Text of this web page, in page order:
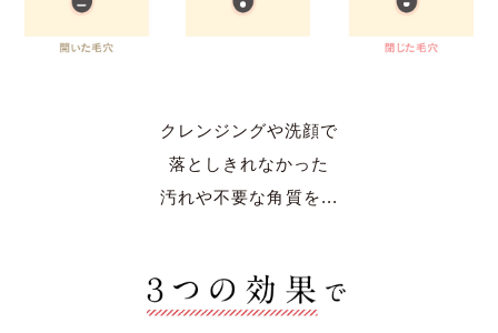
クレンジングや洗顔で
落としきれなかった
汚れや不要な角質を...